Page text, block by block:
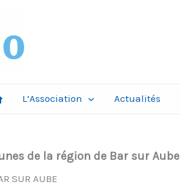
L’Association Actualités
de la région de Bar sur Aube
SUR AUBE